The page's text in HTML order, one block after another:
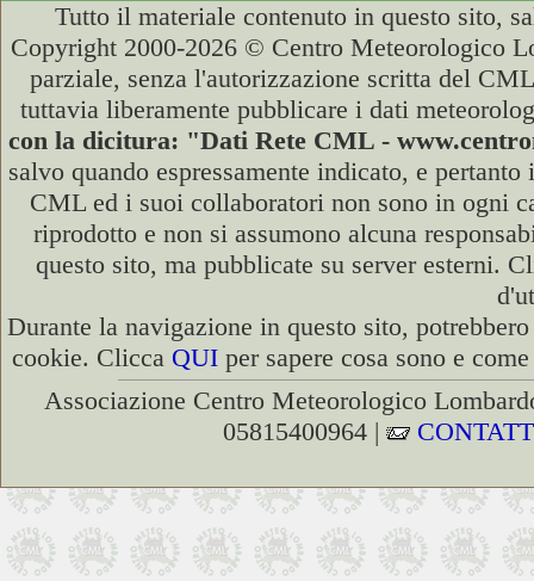
Tutto il materiale contenuto in questo sito,
Copyright 2000-2026 © Centro Meteorologico
parziale, senza l'autorizzazione scritta del
tuttavia liberamente pubblicare i dati
con la dicitura: "Dati Rete CML -
salvo quando espressamente indicato, e
CML ed i suoi collaboratori non sono in ogni
riprodotto e non si assumono alcuna
questo sito, ma pubblicate su server esterni.
Durante la navigazione in questo sito,
cookie. Clicca QUI per sapere cosa sono e
Associazione Centro Meteorologico
05815400964 |